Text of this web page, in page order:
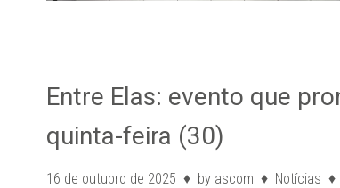
Entre Elas: evento que
quinta-feira (30)
16 de outubro de 2025 by ascom Notícias